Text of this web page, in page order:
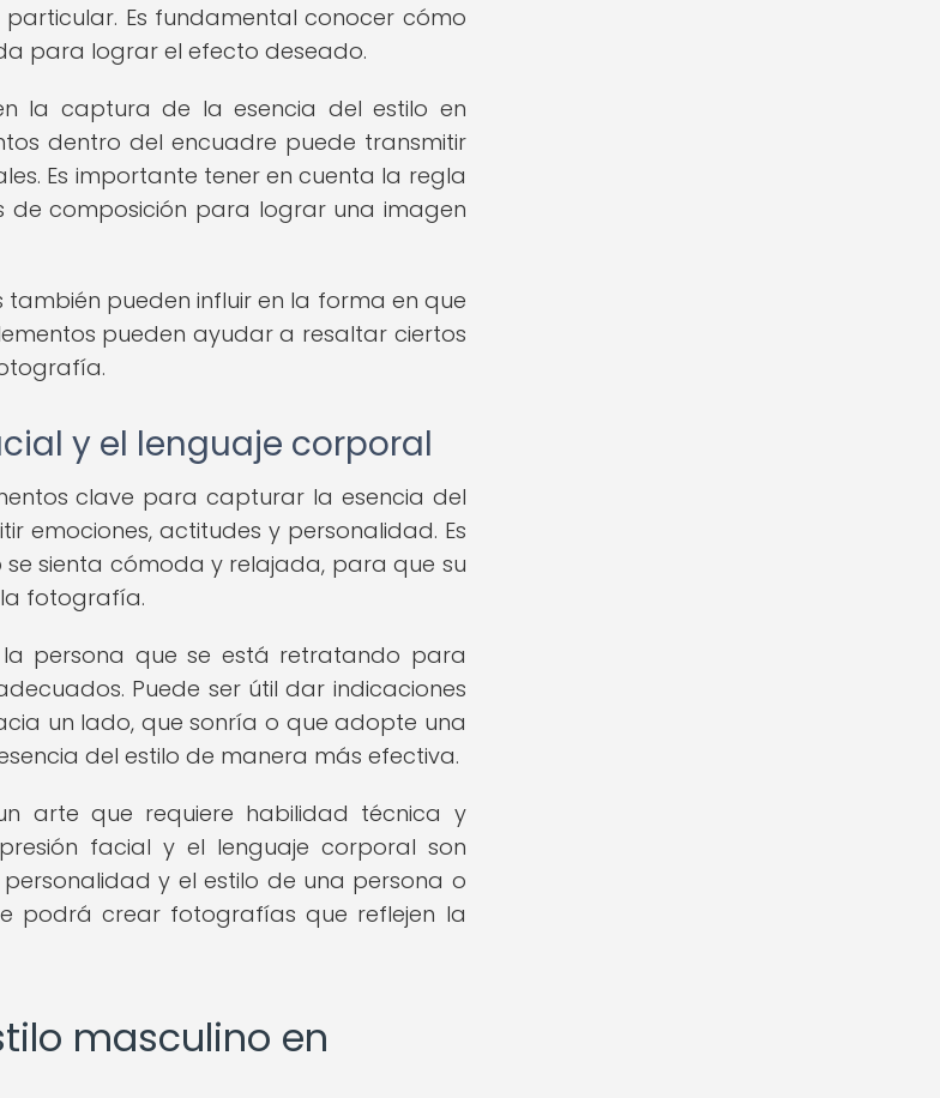
Es fundamental conocer cómo
para lograr el efecto deseado.
la captura de la esencia del estilo en
dentro del encuadre puede transmitir
Es importante tener en cuenta la regla
de composición para lograr una imagen
pueden influir en la forma en que
pueden ayudar a resaltar ciertos
y el lenguaje corporal
clave para capturar la esencia del
emociones, actitudes y personalidad. Es
sienta cómoda y relajada, para que su
fotografía.
persona que se está retratando para
Puede ser útil dar indicaciones
un lado, que sonría o que adopte una
del estilo de manera más efectiva.
arte que requiere habilidad técnica y
facial y el lenguaje corporal son
y el estilo de una persona o
podrá crear fotografías que reflejen la
masculino en